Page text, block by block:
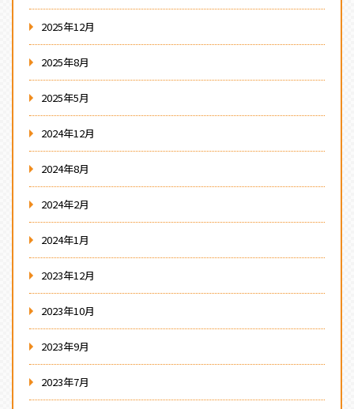
2025年12月
2025年8月
2025年5月
2024年12月
2024年8月
2024年2月
2024年1月
2023年12月
2023年10月
2023年9月
2023年7月